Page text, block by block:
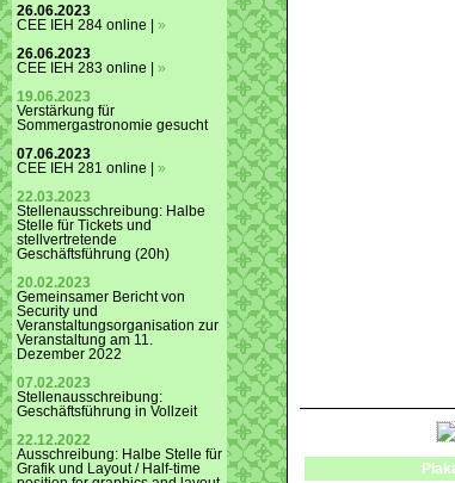
26.06.2023
CEE IEH 284 online | »
26.06.2023
CEE IEH 283 online | »
19.06.2023
Verstärkung für
Sommergastronomie gesucht
07.06.2023
CEE IEH 281 online | »
22.03.2023
Stellenausschreibung: Halbe
Stelle für Tickets und
stellvertretende
Geschäftsführung (20h)
20.02.2023
Gemeinsamer Bericht von
Security und
Veranstaltungsorganisation zur
Veranstaltung am 11.
Dezember 2022
07.02.2023
Stellenausschreibung:
Geschäftsführung in Vollzeit
22.12.2022
Ausschreibung: Halbe Stelle für
Grafik und Layout / Half-time